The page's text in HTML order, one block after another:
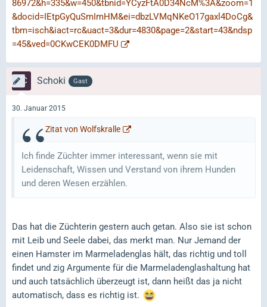
86972&h=335&w=450&tbnid=YCyzFtA0D34NcM%3A&zoom=1
&docid=IEtpGyQuSmImHM&ei=dbzLVMqNKeO17gaxl4DoCg&
tbm=isch&iact=rc&uact=3&dur=4830&page=2&start=43&ndsp
=45&ved=0CKwCEK0DMFU
Schoki Gast
30. Januar 2015
Zitat von Wolfskralle
Ich finde Züchter immer interessant, wenn sie mit
Leidenschaft, Wissen und Verstand von ihrem Hunden
und deren Wesen erzählen.
Das hat die Züchterin gestern auch getan. Also sie ist schon
mit Leib und Seele dabei, das merkt man. Nur Jemand der
einen Hamster im Marmeladenglas hält, das richtig und toll
findet und zig Argumente für die Marmeladenglashaltung hat
und auch tatsächlich überzeugt ist, dann heißt das ja nicht
automatisch, dass es richtig ist.